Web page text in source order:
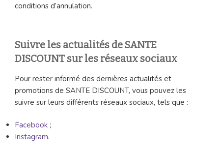
conditions d’annulation.
Suivre les actualités de SANTE
DISCOUNT sur les réseaux sociaux
Pour rester informé des dernières actualités et
promotions de SANTE DISCOUNT, vous pouvez les
suivre sur leurs différents réseaux sociaux, tels que :
Facebook ;
Instagram.